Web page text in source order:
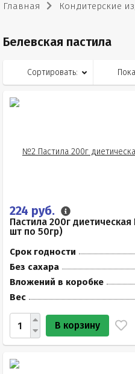
Главная Кондитерские
Белевская пастила
Сортировать:
224 руб.
Пастила 200г
шт по 50гр)
Срок годности
Без сахара
Вложений в коробке
Вес
В корзину